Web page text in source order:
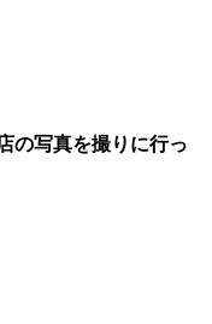
の写真を撮りに行っ